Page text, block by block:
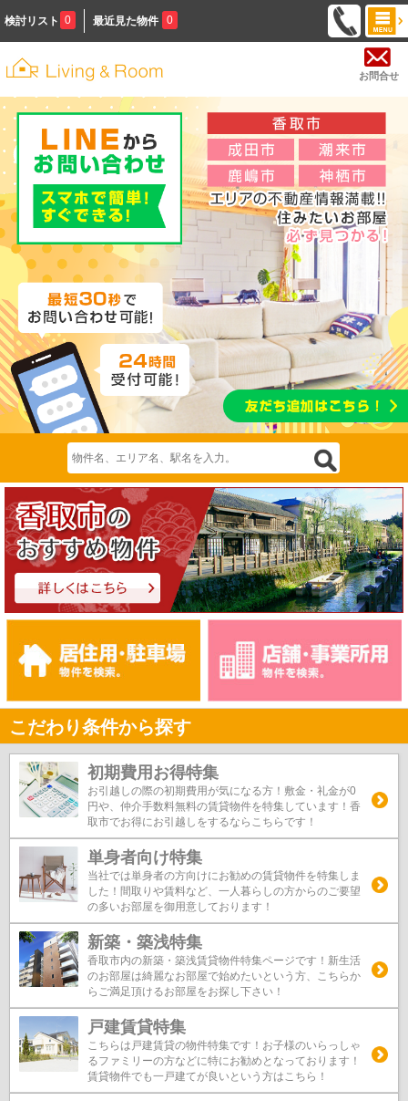
検討リスト 0 最近見た物件 0
お問合せ
こだわり条件から探す
初期費用お得特集
お引越しの際の初期費用が気になる方！敷金・礼金が0
円や、仲介手数料無料の賃貸物件を特集しています！香
取市でお得にお引越しをするならこちらです！
単身者向け特集
当社では単身者の方向けにお勧めの賃貸物件を特集しま
した！間取りや賃料など、一人暮らしの方からのご要望
の多いお部屋を御用意しております！
新築・築浅特集
香取市内の新築・築浅賃貸物件特集ページです！新生活
のお部屋は綺麗なお部屋で始めたいという方、こちらか
らご満足頂けるお部屋をお探し下さい！
戸建賃貸特集
こちらは戸建賃貸の物件特集です！お子様のいらっしゃ
るファミリーの方などに特にお勧めとなっております！
賃貸物件でも一戸建てが良いという方はこちら！